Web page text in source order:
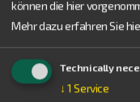
Verfügbarkeiten
können die hier
Mehr dazu erfahren Sie
Technically
↓ 1 Service